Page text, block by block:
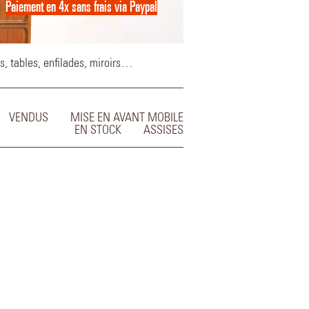
Paiement en 4x sans frais via Paypal
tables, enfilades, miroirs…
MISE EN AVANT MOBILE
VENDUS
ASSISES
EN STOCK